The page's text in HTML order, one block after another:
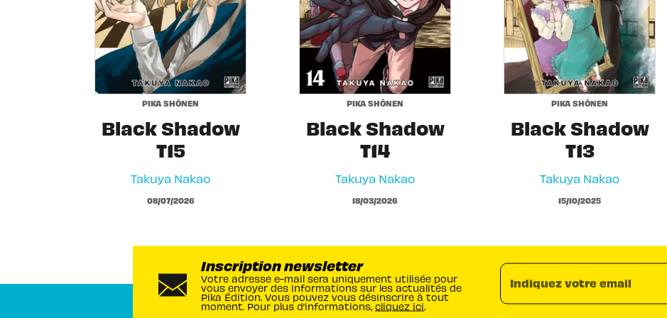
PIKA SHÔNEN
Black Shadow
T15
Takuya Nakao
08/07/2026
PIKA SHÔNEN
Black Shadow
T14
Takuya Nakao
18/03/2026
PIKA SHÔNEN
Black Shadow
T13
Takuya Nakao
15/10/2025
Inscription newsletter
Votre adresse e-mail sera uniquement utilisée pour
vous envoyer des informations sur les actualités de
Pika Édition. Vous pouvez vous désinscrire à tout
moment. Pour plus d’informations, cliquez ici
Indiquez votre email